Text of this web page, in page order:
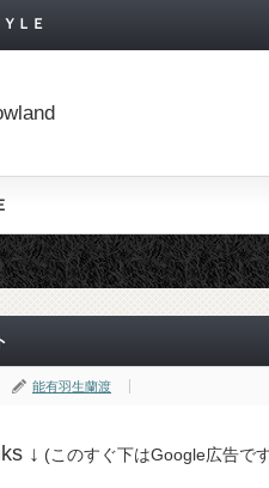
ＬＥ
能有羽生蘭渡
↓ (このすぐ下はGoogle広告で